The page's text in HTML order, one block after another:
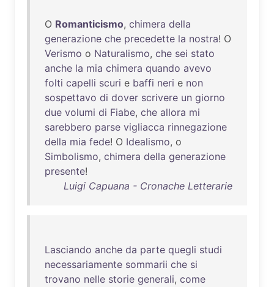
O Romanticismo, chimera della
generazione che precedette la nostra! O
Verismo o Naturalismo, che sei stato
anche la mia chimera quando avevo
folti capelli scuri e baffi neri e non
sospettavo di dover scrivere un giorno
due volumi di Fiabe, che allora mi
sarebbero parse vigliacca rinnegazione
della mia fede! O Idealismo, o
Simbolismo, chimera della generazione
presente!
Luigi Capuana - Cronache Letterarie
Lasciando anche da parte quegli studi
necessariamente sommarii che si
trovano nelle storie generali, come